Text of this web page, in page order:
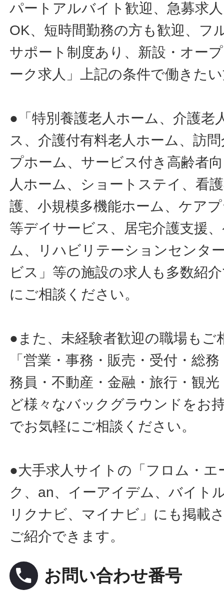
パートアルバイト歓迎、急募求
OK、短時間勤務の方も歓迎、フ
サポート制度あり、新設・オー
ーク求人」上記の条件で働きた
●「特別養護老人ホーム、介護老
ス、介護付有料老人ホーム、訪
プホーム、サービス付き高齢者
人ホーム、ショートステイ、看
護、小規模多機能ホーム、ケア
等デイサービス、居宅介護支援
ム、リハビリテーションセンタ
ビス」等の施設の求人も多数紹
にご相談ください。
●また、未経験者歓迎の職場もご
「営業・事務・販売・受付・総
務員・不動産・金融・旅行・観
ど様々なバックグラウンドをお
でお気軽にご相談ください。
●大手求人サイトの「フロム・
ク、an、イーアイデム、バイト
リクナビ、マイナビ」にも掲載
ご紹介できます。
local_phone お問い合わせ番号